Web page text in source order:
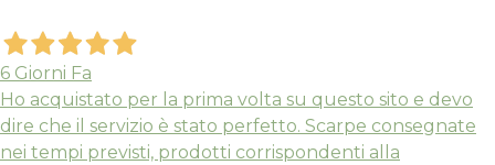
6 Giorni Fa
Ho acquistato per la prima volta su questo sito e devo
dire che il servizio è stato perfetto. Scarpe consegnate
nei tempi previsti, prodotti corrispondenti alla